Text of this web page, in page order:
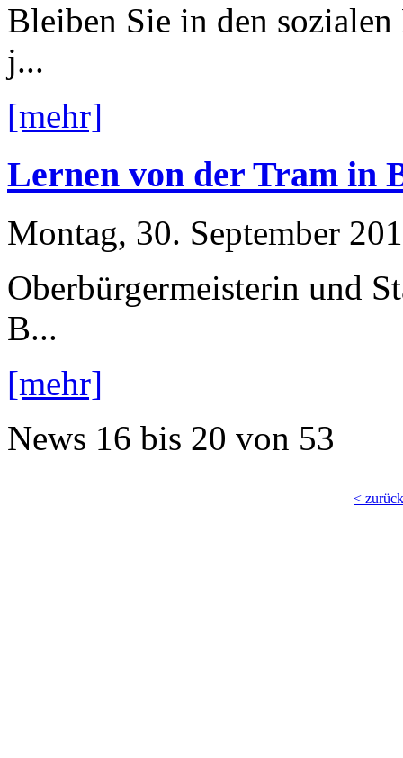
Bleiben Sie in den
j...
[mehr]
Lernen von der Tram in
Montag, 30. September
Oberbürgermeisterin und
B...
[mehr]
News 16 bis 20 von 53
< zurück